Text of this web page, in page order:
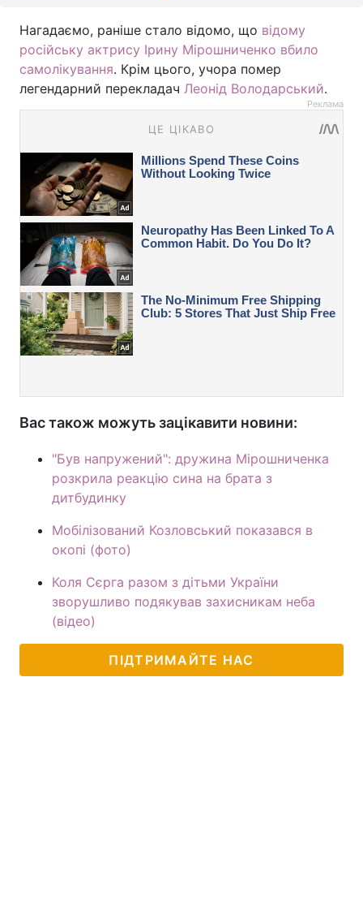
Нагадаємо, раніше стало відомо, що відому
російську актрису Ірину Мірошниченко вбило
самолікування. Крім цього, учора помер
легендарний перекладач Леонід Володарський.
Реклама
Вас також можуть зацікавити новини:
"Був напружений": дружина Мірошниченка
розкрила реакцію сина на брата з
дитбудинку
Мобілізований Козловський показався в
окопі (фото)
Коля Сєрга разом з дітьми України
зворушливо подякував захисникам неба
(відео)
ПІДТРИМАЙТЕ НАС